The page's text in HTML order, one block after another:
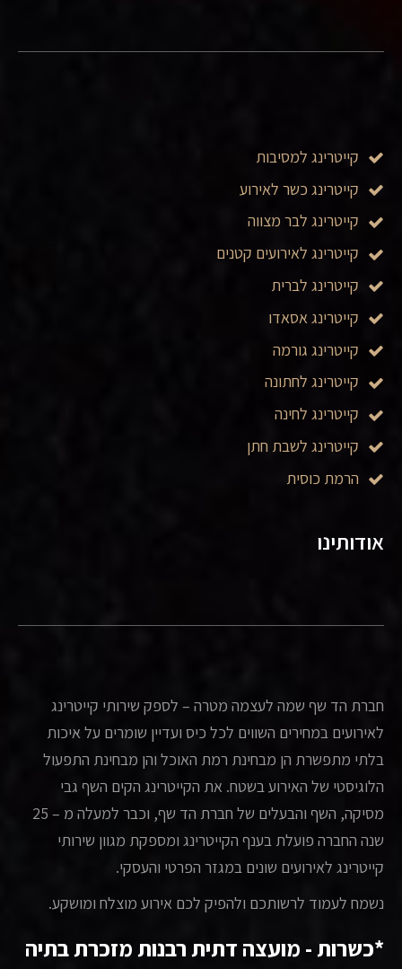
אודותינו
חברת הד שף שמה לעצמה מטרה – לספק שירותי קייטרינג
לאירועים במחירים השווים לכל כיס ועדיין שומרים על איכות
בלתי מתפשרת הן מבחינת רמת האוכל והן מבחינת התפעול
הלוגיסטי של האירוע בשטח. את הקייטרינג הקים השף גבי
מסיקה, השף והבעלים של חברת הד שף, וכבר למעלה מ – 25
שנה החברה פועלת בענף הקייטרינג ומספקת מגוון שירותי
קייטרינג לאירועים שונים במגזר הפרטי והעסקי.
נשמח לעמוד לרשותכם ולהפיק לכם אירוע מוצלח ומושקע.
*כשרות - מועצה דתית רבנות מזכרת בתיה
קייטרינג למסיבות
קייטרינג כשר לאירוע
קייטרינג לבר מצווה
קייטרינג לאירועים קטנים
קייטרינג לברית
קייטרינג אסאדו
קייטרינג גורמה
קייטרינג לחתונה
קייטרינג לחינה
קייטרינג לשבת חתן
הרמת כוסית